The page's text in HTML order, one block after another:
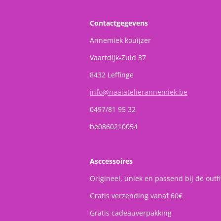
Contactgegevens
Annemiek kouijzer
Vaartdijk-Zuid 37
8432 Leffinge
info@naaiatelierannemiek.be
0497/81 95 32
be0860210054
Asccessoires
Origineel, uniek en passend bij de
Gratis verzending vanaf 60€
Gratis cadeauverpakking